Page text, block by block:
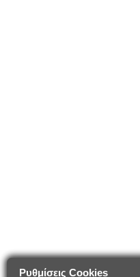
Ρυθμίσεις Cookies